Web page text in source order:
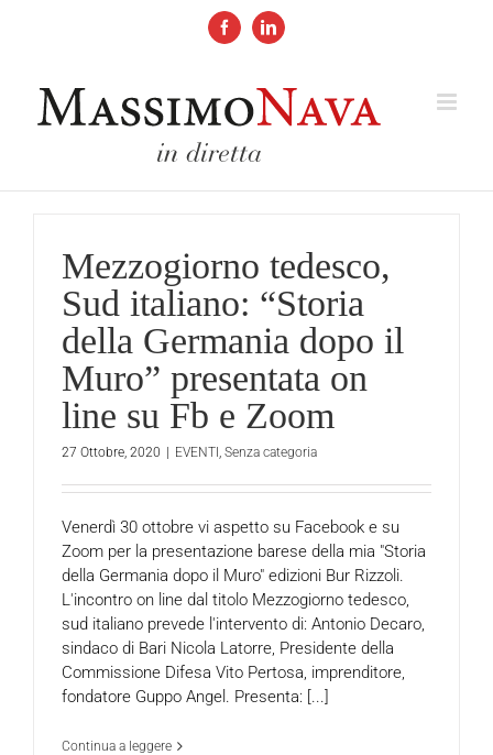
FacebookLinkedIn
Mezzogiorno tedesco,
Sud italiano: “Storia
della Germania dopo il
Muro” presentata on
line su Fb e Zoom
27 Ottobre, 2020 | EVENTI Senza categoria
Venerdì 30 ottobre vi aspetto su Facebook e su
Zoom per la presentazione barese della mia "Storia
della Germania dopo il Muro" edizioni Bur Rizzoli.
L'incontro on line dal titolo Mezzogiorno tedesco,
sud italiano prevede l'intervento di: Antonio Decaro,
sindaco di Bari Nicola Latorre, Presidente della
Commissione Difesa Vito Pertosa, imprenditore,
fondatore Guppo Angel. Presenta: [...]
Continua a leggere